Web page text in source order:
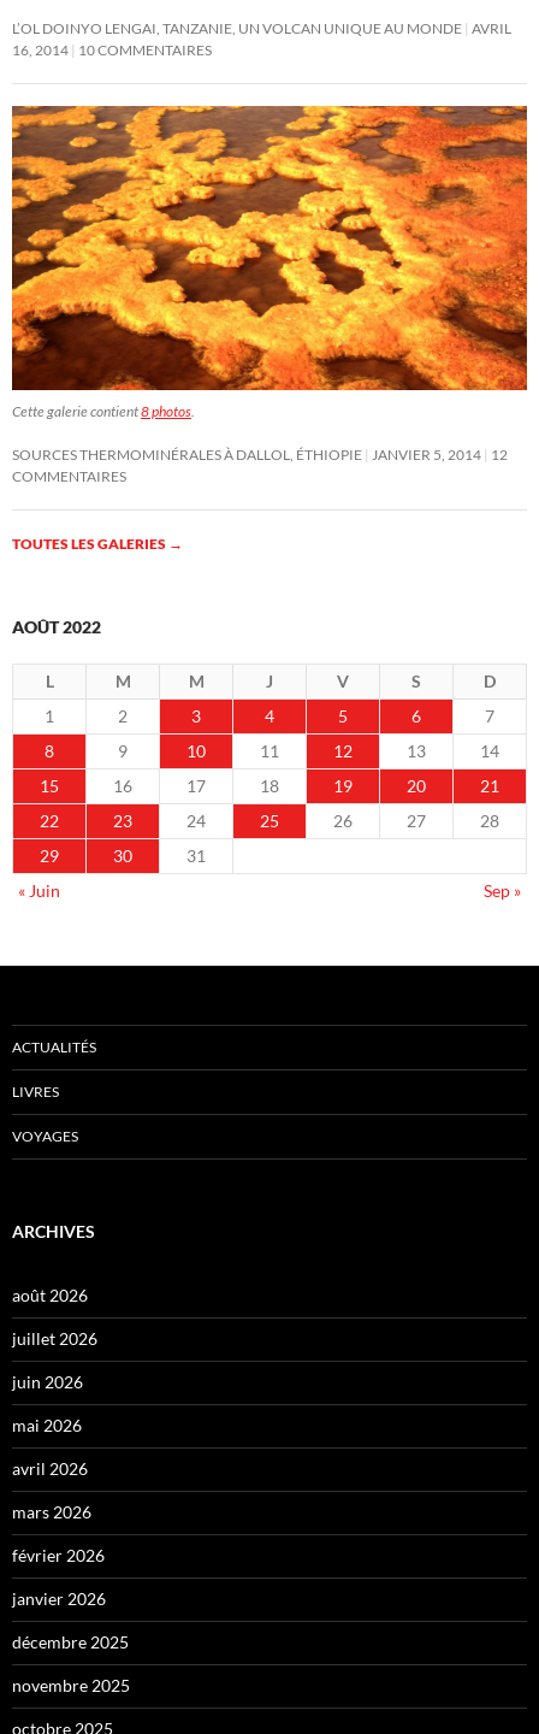
L’OL DOINYO LENGAI, TANZANIE, UN VOLCAN UNIQUE AU MONDE AVRIL
16, 2014 10 COMMENTAIRES
Cette galerie contient8 photos.
SOURCES THERMOMINÉRALES À DALLOL, ÉTHIOPIE JANVIER 5, 2014 12
COMMENTAIRES
TOUTES LES GALERIES →
AOÛT 2022
L M M J V S
D
1
2 3 4 5 6
7
8
9 10 11 12 13
14
15
16 17 18 19 20
21
22
23 24 25 26 27
28
29
30
31
« Juin
Sep »
ACTUALITÉS
LIVRES
VOYAGES
ARCHIVES
août 2026
juillet 2026
juin 2026
mai 2026
avril 2026
mars 2026
février 2026
janvier 2026
décembre 2025
novembre 2025
octobre 2025